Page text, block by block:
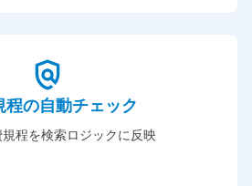
程の自動チェック
程を検索ロジックに反映